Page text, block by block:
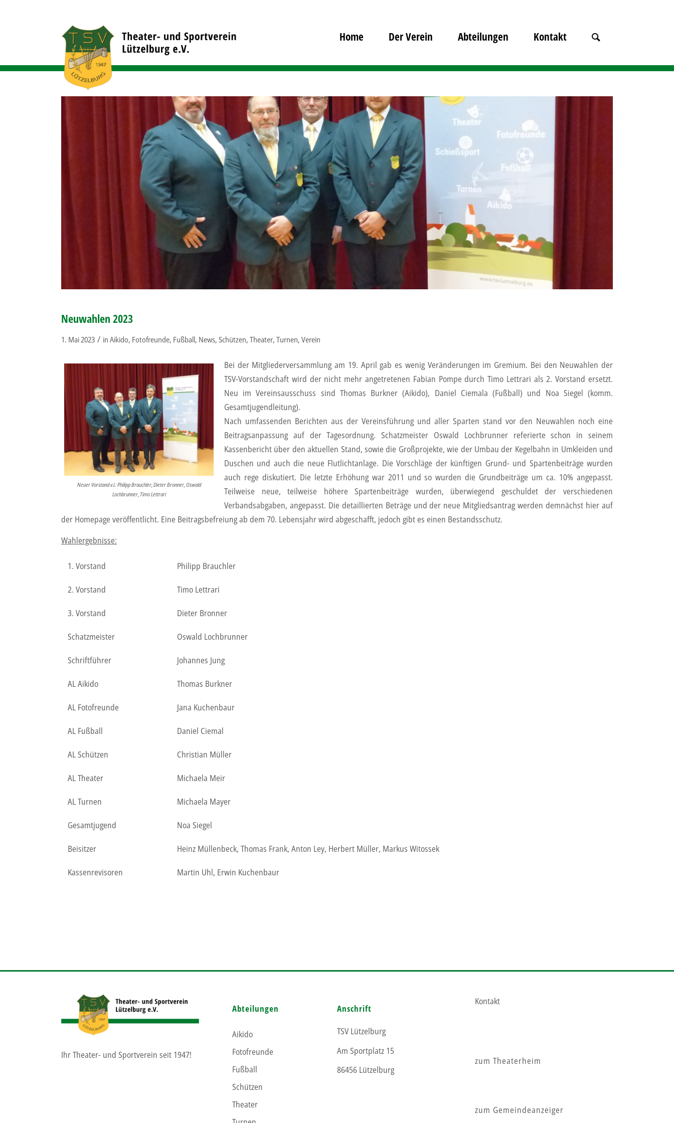
Home Der Verein Abteilungen Kontakt
Neuwahlen 2023
1. Mai 2023 / in Aikido, Fotofreunde, Fußball, News, Schützen, Theater, Turnen, Verein
Neuer Vorstand v.l.: Philipp Brauchler, Dieter Bronner, Oswald
Lochbrunner, Timo Lettrari
Bei der Mitgliederversammlung am 19. April gab es wenig Veränderungen im Gremium. Bei den Neuwahlen der
TSV-Vorstandschaft wird der nicht mehr angetretenen Fabian Pompe durch Timo Lettrari als 2. Vorstand ersetzt.
Neu im Vereinsausschuss sind Thomas Burkner (Aikido), Daniel Ciemala (Fußball) und Noa Siegel (komm.
Gesamtjugendleitung).
Nach umfassenden Berichten aus der Vereinsführung und aller Sparten stand vor den Neuwahlen noch eine
Beitragsanpassung auf der Tagesordnung. Schatzmeister Oswald Lochbrunner referierte schon in seinem
Kassenbericht über den aktuellen Stand, sowie die Großprojekte, wie der Umbau der Kegelbahn in Umkleiden und
Duschen und auch die neue Flutlichtanlage. Die Vorschläge der künftigen Grund- und Spartenbeiträge wurden
auch rege diskutiert. Die letzte Erhöhung war 2011 und so wurden die Grundbeiträge um ca. 10% angepasst.
Teilweise neue, teilweise höhere Spartenbeiträge wurden, überwiegend geschuldet der verschiedenen
Verbandsabgaben, angepasst. Die detaillierten Beträge und der neue Mitgliedsantrag werden demnächst hier auf
der Homepage veröffentlicht. Eine Beitragsbefreiung ab dem 70. Lebensjahr wird abgeschafft, jedoch gibt es einen Bestandsschutz.
Wahlergebnisse:
1. Vorstand Philipp Brauchler
2. Vorstand Timo Lettrari
3. Vorstand Dieter Bronner
Schatzmeister Oswald Lochbrunner
Schriftführer Johannes Jung
AL Aikido Thomas Burkner
AL Fotofreunde Jana Kuchenbaur
AL Fußball Daniel Ciemal
AL Schützen Christian Müller
AL Theater Michaela Meir
AL Turnen Michaela Mayer
Gesamtjugend Noa Siegel
Beisitzer Heinz Müllenbeck, Thomas Frank, Anton Ley, Herbert Müller, Markus Witossek
Kassenrevisoren Martin Uhl, Erwin Kuchenbaur
Ihr Theater- und Sportverein seit 1947!
Abteilungen
Aikido
Fotofreunde
Fußball
Schützen
Theater
Anschrift
TSV Lützelburg
Am Sportplatz 15
86456 Lützelburg
Kontakt
zum Theaterheim
zum Gemeindeanzeiger